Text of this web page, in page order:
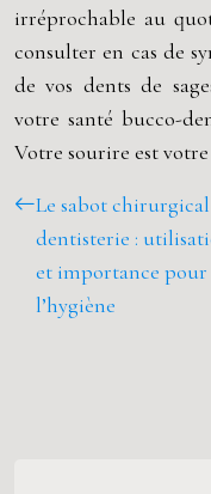
irréprochable au
consulter en cas de
de vos dents de
votre santé bucco-
Votre sourire est
Le sabot
dentisterie :
et importance pour
l’hygiène